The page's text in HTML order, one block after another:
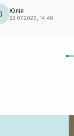
Окремий лайк за
ТМ виглядають на
Юлія
22.07.2026, 14:40